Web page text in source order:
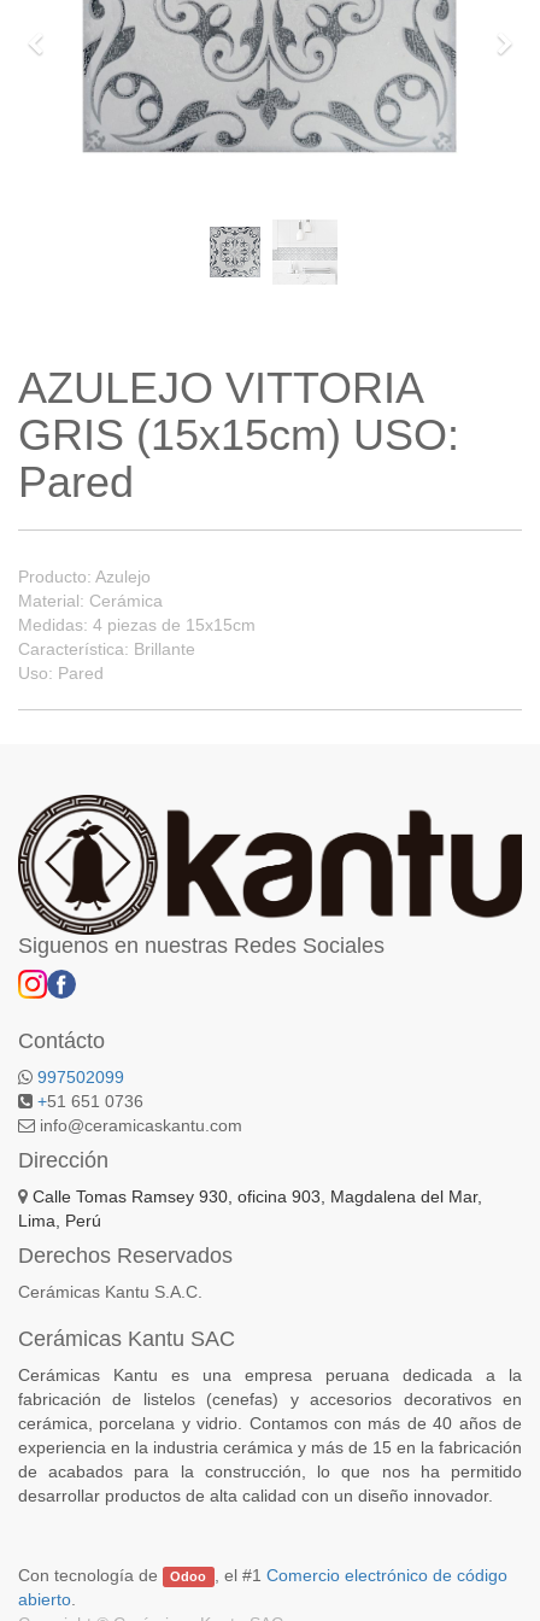
Previo
AZULEJO VITTORIA
GRIS (15x15cm) USO:
Pared
Producto: Azulejo
Material: Cerámica
Medidas: 4 piezas de 15x15cm
Característica: Brillante
Uso: Pared
Siguenos en nuestras Redes Sociales
Contácto
997502099
+51 651 0736
info@ceramicaskantu.com
Dirección
Calle Tomas Ramsey 930, oficina 903, Magdalena del Mar,
Lima, Perú
Derechos Reservados
Cerámicas Kantu S.A.C.
Cerámicas Kantu SAC
Cerámicas Kantu es una empresa peruana dedicada a la
fabricación de listelos (cenefas) y accesorios decorativos en
cerámica, porcelana y vidrio. Contamos con más de 40 años de
experiencia en la industria cerámica y más de 15 en la fabricación
de acabados para la construcción, lo que nos ha permitido
desarrollar productos de alta calidad con un diseño innovador.
Con tecnología de Odoo , el #1 Comercio electrónico de código
abierto